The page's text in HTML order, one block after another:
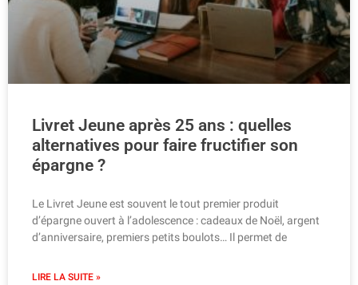
Livret Jeune après 25 ans : quelles
alternatives pour faire fructifier son
épargne ?
Le Livret Jeune est souvent le tout premier produit
d’épargne ouvert à l’adolescence : cadeaux de Noël, argent
d’anniversaire, premiers petits boulots… Il permet de
LIRE LA SUITE »